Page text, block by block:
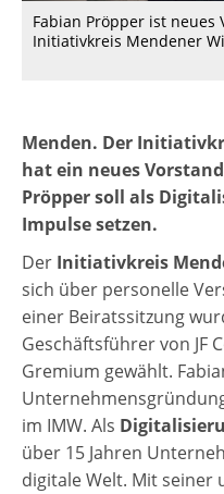
Fabian Pröpper ist
Initiativkreis Mendener
Menden. Der
hat ein neues
Pröpper soll als
Impulse setzen.
Der Initiativkreis
sich über personelle
einer Beiratssitzung
Geschäftsführer von JF
Gremium gewählt.
im IMW. Als
über 15 Jahren
digitale Welt. Mit seiner